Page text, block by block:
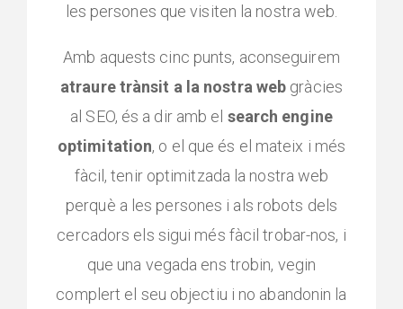
les persones que visiten la nostra web.
Amb aquests cinc punts, aconseguirem
atraure trànsit a la nostra web gràcies
al SEO, és a dir amb el search engine
optimitation, o el que és el mateix i més
fàcil, tenir optimitzada la nostra web
perquè a les persones i als robots dels
cercadors els sigui més fàcil trobar-nos, i
que una vegada ens trobin, vegin
complert el seu objectiu i no abandonin la